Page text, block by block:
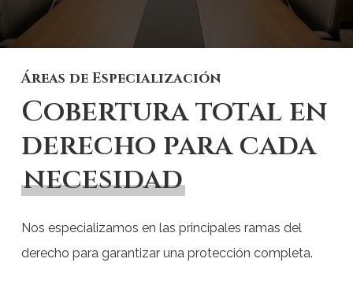
Áreas de Especialización
Cobertura total en
derecho para cada
necesidad
Nos especializamos en las principales ramas del
derecho para garantizar una protección completa.